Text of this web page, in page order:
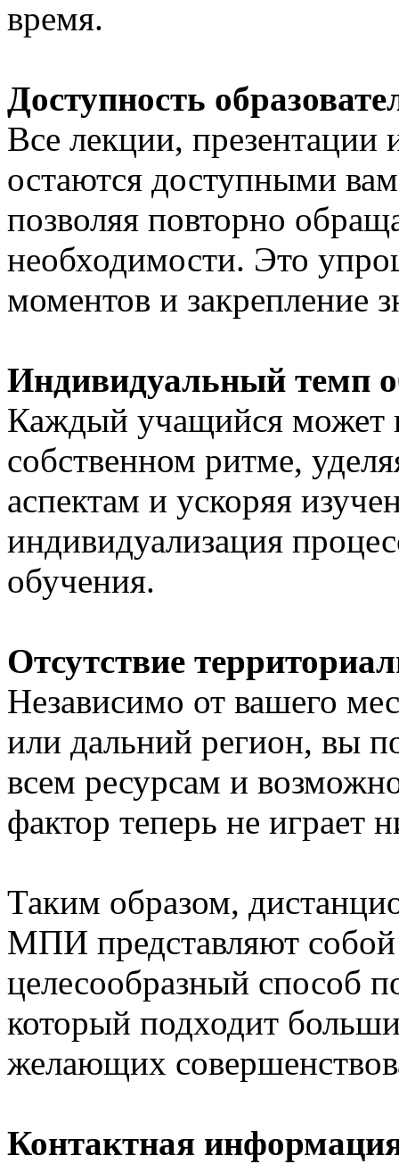
время.
Доступность
Все лекции, презентации
остаются доступными
позволяя повторно
необходимости. Это
моментов и закрепление
Индивидуальный темп
Каждый учащийся может
собственном ритме,
аспектам и ускоряя
индивидуализация
обучения.
Отсутствие
Независимо от вашего
или дальний регион, вы
всем ресурсам и
фактор теперь не играет
Таким образом,
МПИ представляют
целесообразный способ
который подходит
желающих
Контактная